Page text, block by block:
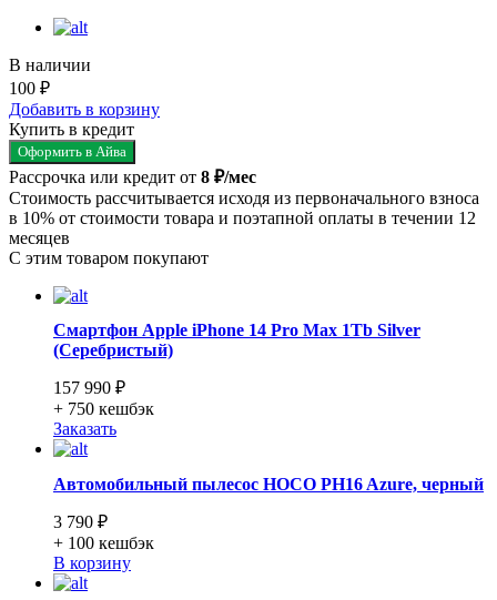
В наличии
100 ₽
Добавить в корзину
Купить в кредит
Оформить в Айва
Рассрочка или кредит от 8 ₽/мес
Стоимость рассчитывается исходя из первоначального взноса
в 10% от стоимости товара и поэтапной оплаты в течении 12
месяцев
С этим товаром покупают
Смартфон Apple iPhone 14 Pro Max 1Tb Silver
(Серебристый)
157 990 ₽
+ 750 кешбэк
Заказать
Автомобильный пылесос HOCO PH16 Azure, черный
3 790 ₽
+ 100 кешбэк
В корзину